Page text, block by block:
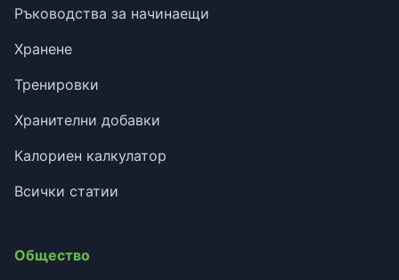
Ръководства за начинаещи
Хранене
Тренировки
Хранителни добавки
Калориен калкулатор
Всички статии
Общество